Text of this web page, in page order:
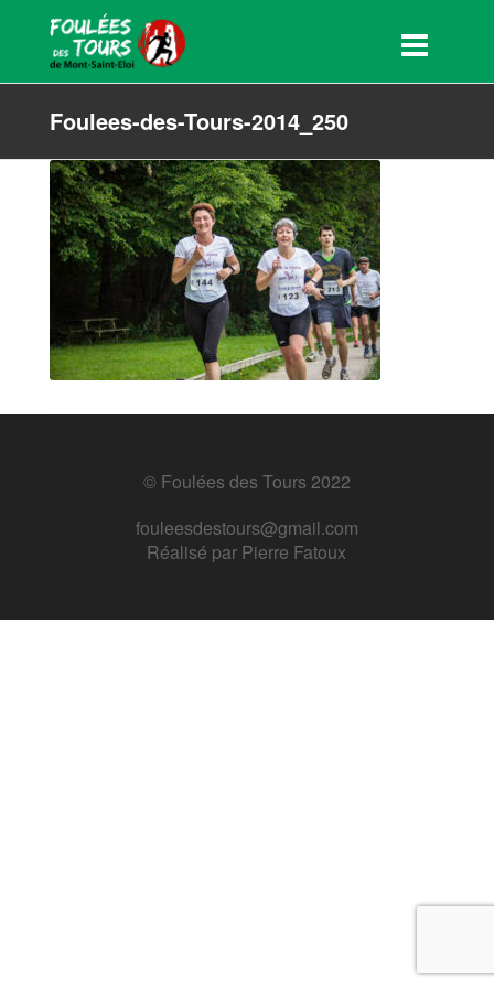
Foulees-des-Tours-2014_250
© Foulées des Tours 2022
fouleesdestours@gmail.com
Réalisé par Pierre Fatoux